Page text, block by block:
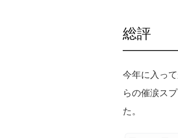
総評
今年に入っ
らの催涙ス
た。